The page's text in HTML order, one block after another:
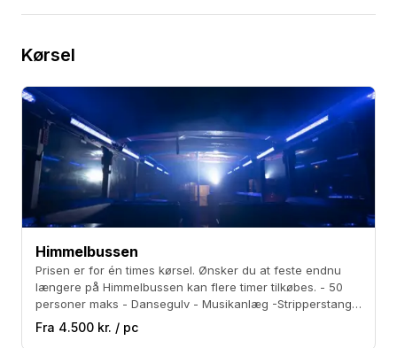
Kørsel
Himmelbussen
Prisen er for én times kørsel. Ønsker du at feste endnu
længere på Himmelbussen kan flere timer tilkøbes. - 50
personer maks - Dansegulv - Musikanlæg -Stripperstang -
Medbring eget alkohol - Røgmaskine - Lightbooth - Kan
rulle hele taget af
Fra 4.500 kr. / pc